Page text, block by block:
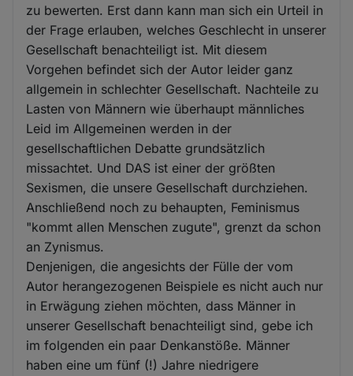
zu bewerten. Erst dann kann man sich ein Urteil in
der Frage erlauben, welches Geschlecht in unserer
Gesellschaft benachteiligt ist. Mit diesem
Vorgehen befindet sich der Autor leider ganz
allgemein in schlechter Gesellschaft. Nachteile zu
Lasten von Männern wie überhaupt männliches
Leid im Allgemeinen werden in der
gesellschaftlichen Debatte grundsätzlich
missachtet. Und DAS ist einer der größten
Sexismen, die unsere Gesellschaft durchziehen.
Anschließend noch zu behaupten, Feminismus
"kommt allen Menschen zugute", grenzt da schon
an Zynismus.
Denjenigen, die angesichts der Fülle der vom
Autor herangezogenen Beispiele es nicht auch nur
in Erwägung ziehen möchten, dass Männer in
unserer Gesellschaft benachteiligt sind, gebe ich
im folgenden ein paar Denkanstöße. Männer
haben eine um fünf (!) Jahre niedrigere